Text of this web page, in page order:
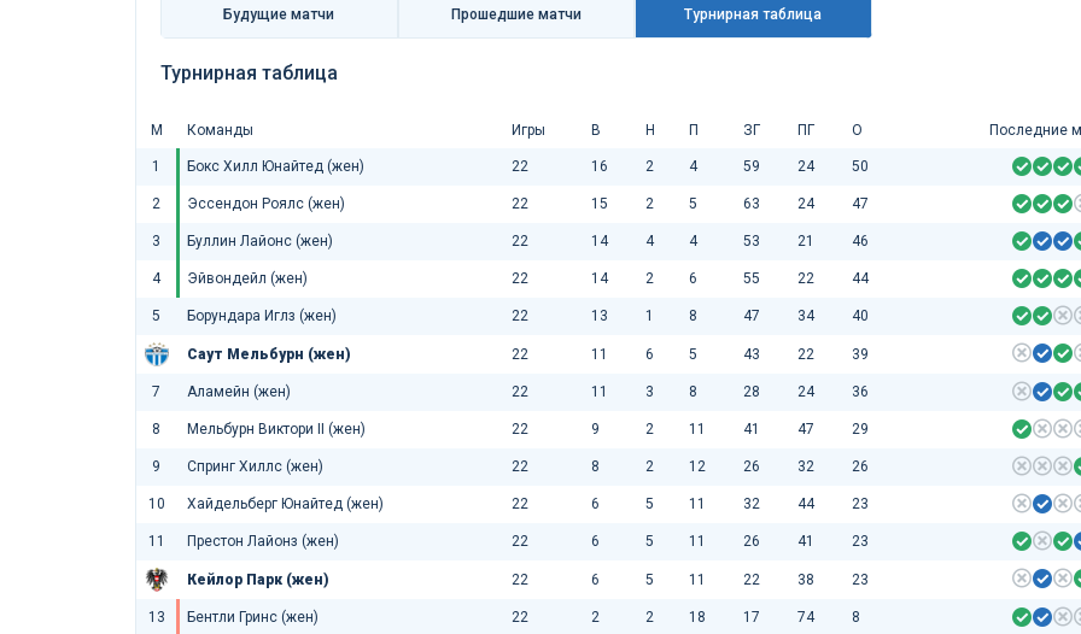
Будущие матчи Прошедшие матчи Турнирная таблица
Турнирная таблица
М Команды Игры В Н П ЗГ ПГ О Последние
1 Бокс Хилл Юнайтед (жен) 22 16 2 4 59 24 50
2 Эссендон Роялс (жен) 22 15 2 5 63 24 47
3 Буллин Лайонc (жен) 22 14 4 4 53 21 46
4 Эйвондейл (жен) 22 14 2 6 55 22 44
5 Борундара Иглз (жен) 22 13 1 8 47 34 40
Саут Мельбурн (жен) 22 11 6 5 43 22 39
7 Аламейн (жен) 22 11 3 8 28 24 36
8 Мельбурн Виктори II (жен) 22 9 2 11 41 47 29
9 Спринг Хиллс (жен) 22 8 2 12 26 32 26
10 Хайдельберг Юнайтед (жен) 22 6 5 11 32 44 23
11 Престон Лайонз (жен) 22 6 5 11 26 41 23
Кейлор Парк (жен) 22 6 5 11 22 38 23
13 Бентли Гринс (жен) 22 2 2 18 17 74 8